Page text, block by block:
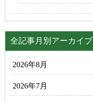
全記事月別アーカイブ
2026年8月
2026年7月